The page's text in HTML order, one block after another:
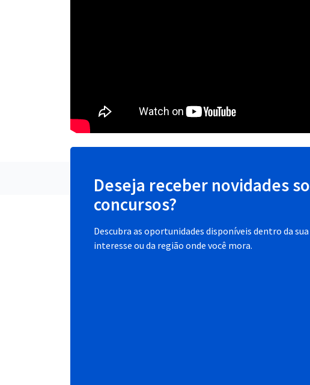
Deseja receber novidades
concursos?
Descubra as oportunidades disponíveis dentro da sua
interesse ou da região onde você mora.